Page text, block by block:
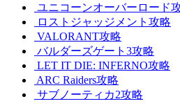
ユニコーンオーバーロード
ロストジャッジメント攻略
VALORANT攻略
バルダーズゲート3攻略
LET IT DIE: INFERNO攻略
ARC Raiders攻略
サブノーティカ2攻略